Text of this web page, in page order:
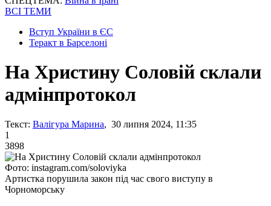
ВСІ ТЕМИ
Вступ України в ЄС
Теракт в Барселоні
На Христину Соловій склали
адмінпротокол
Текст: Валігура Марина, 30 липня 2024, 11:35
1
3898
Фото: instagram.com/soloviyka
Артистка порушила закон під час свого виступу в
Чорноморську